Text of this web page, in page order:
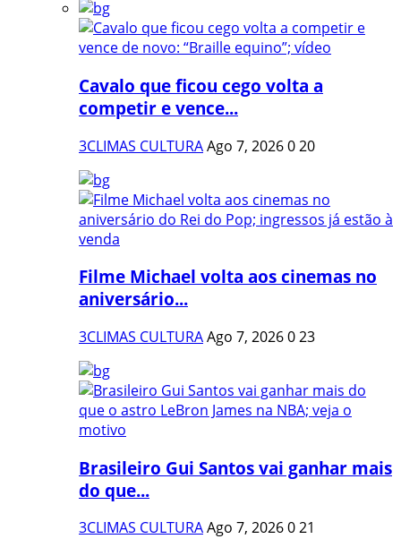
Cavalo que ficou cego volta a
competir e vence...
3CLIMAS CULTURAAgo 7, 2026020
Filme Michael volta aos cinemas no
aniversário...
3CLIMAS CULTURAAgo 7, 2026023
Brasileiro Gui Santos vai ganhar mais
do que...
3CLIMAS CULTURAAgo 7, 2026021